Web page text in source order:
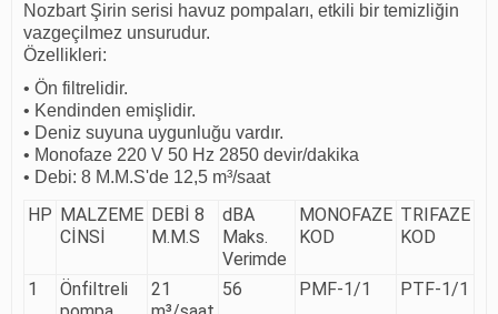
Nozbart Şirin serisi havuz pompaları, etkili bir temizliğin
vazgeçilmez unsurudur.
Özellikleri:
• Ön filtrelidir.
• Kendinden emişlidir.
• Deniz suyuna uygunluğu vardır.
• Monofaze 220 V 50 Hz 2850 devir/dakika
• Debi: 8 M.M.S'de 12,5 m³/saat
HP MALZEME
CİNSİ
DEBİ 8
M.M.S
dBA
Maks.
Verimde
MONOFAZE
KOD
TRIFAZE
KOD
1
Önfiltreli
21
56 PMF-1/1 PTF-1/1